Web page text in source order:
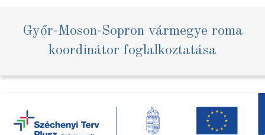
Győr-Moson-Sopron vármegye roma
koordinátor foglalkoztatása